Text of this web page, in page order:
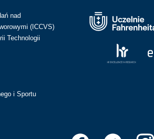
nad
(ICCVS)
Technologii
i Sportu